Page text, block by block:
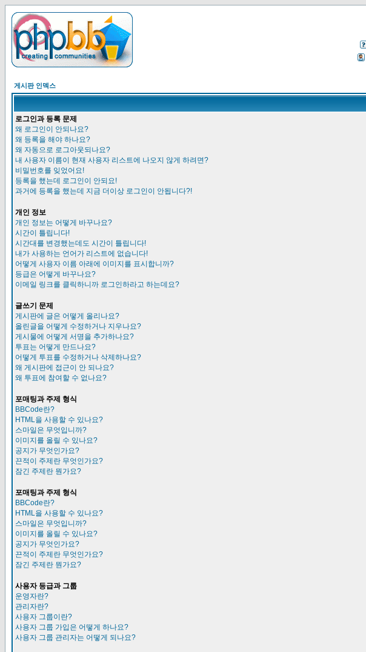
게시판 인덱스
로그인과 등록 문제
왜 로그인이 안되나요?
왜 등록을 해야 하나요?
왜 자동으로 로그아웃되나요?
내 사용자 이름이 현재 사용자 리스트에 나오지 않게 하려면?
비밀번호를 잊었어요!
등록을 했는데 로그인이 안되요!
과거에 등록을 했는데 지금 더이상 로그인이 안됩니다?!
개인 정보
개인 정보는 어떻게 바꾸나요?
시간이 틀립니다!
시간대를 변경했는데도 시간이 틀립니다!
내가 사용하는 언어가 리스트에 없습니다!
어떻게 사용자 이름 아래에 이미지를 표시합니까?
등급은 어떻게 바꾸나요?
이메일 링크를 클릭하니까 로그인하라고 하는데요?
글쓰기 문제
게시판에 글은 어떻게 올리나요?
올린글을 어떻게 수정하거나 지우나요?
게시물에 어떻게 서명을 추가하나요?
투표는 어떻게 만드나요?
어떻게 투표를 수정하거나 삭제하나요?
왜 게시판에 접근이 안 되나요?
왜 투표에 참여할 수 없나요?
포매팅과 주제 형식
BBCode란?
HTML을 사용할 수 있나요?
스마일은 무엇입니까?
이미지를 올릴 수 있나요?
공지가 무엇인가요?
끈적이 주제란 무엇인가요?
잠긴 주제란 뭔가요?
포매팅과 주제 형식
BBCode란?
HTML을 사용할 수 있나요?
스마일은 무엇입니까?
이미지를 올릴 수 있나요?
공지가 무엇인가요?
끈적이 주제란 무엇인가요?
잠긴 주제란 뭔가요?
사용자 등급과 그룹
운영자란?
관리자란?
사용자 그룹이란?
사용자 그룹 가입은 어떻게 하나요?
사용자 그룹 관리자는 어떻게 되나요?